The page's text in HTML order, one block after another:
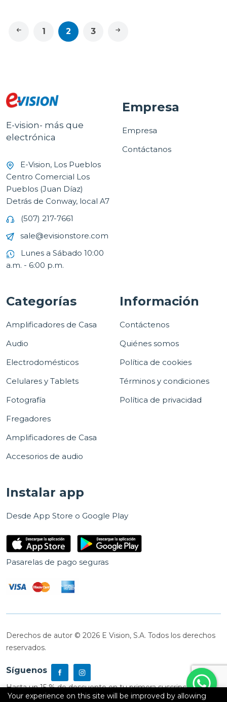
1 2 3
E-vision- más que
electrónica
E-Vision, Los Pueblos
Centro Comercial Los
Pueblos (Juan Díaz)
Detrás de Conway, local A7
(507) 217-7661
sale@evisionstore.com
Lunes a Sábado 10:00
a.m. - 6:00 p.m.
Empresa
Empresa
Contáctanos
Categorías
Amplificadores de Casa
Audio
Electrodomésticos
Celulares y Tablets
Fotografía
Fregadores
Amplificadores de Casa
Accesorios de audio
Información
Contáctenos
Quiénes somos
Política de cookies
Términos y condiciones
Política de privacidad
Instalar app
Desde App Store o Google Play
Pasarelas de pago seguras
Derechos de autor © 2026 E Vision, S.A. Todos los derechos
reservados.
Síguenos
Hasta un 15 % de descuento en tu primera suscripción
Your experience on this site will be improved by allowing